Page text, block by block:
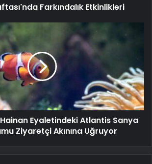
Farkındalık Etkinlikleri
Eyaletindeki Atlantis Sanya
Ziyaretçi Akınına Uğruyor